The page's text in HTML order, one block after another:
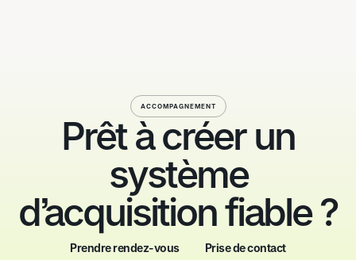
ACCOMPAGNEMENT
Prêt à créer un
système
d’acquisition fiable ?
Prendre rendez-vous
Prise de contact